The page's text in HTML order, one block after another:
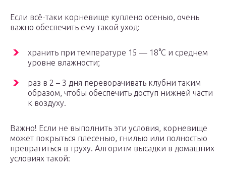
Если всё-таки корневище куплено осенью, очень
важно обеспечить ему такой уход:
хранить при температуре 15 — 18°С и среднем
уровне влажности;
раз в 2 – 3 дня переворачивать клубни таким
образом, чтобы обеспечить доступ нижней части
к воздуху.
Важно! Если не выполнить эти условия, корневище
может покрыться плесенью, гнилью или полностью
превратиться в труху. Алгоритм высадки в домашних
условиях такой: